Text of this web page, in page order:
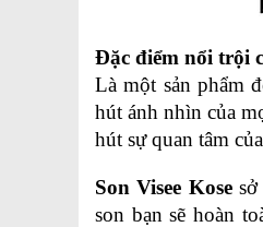
Đặc điểm nổi trội
Là một sản phẩm
hút ánh nhìn của
hút sự quan tâm
Son Visee Kose sở
son bạn sẽ hoàn